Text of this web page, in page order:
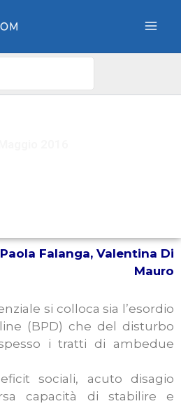
Falanga, Valentina Di
Mauro
si colloca sia l’esordio
(BPD) che del disturbo
i tratti di ambedue
sociali, acuto disagio
capacità di stabilire e